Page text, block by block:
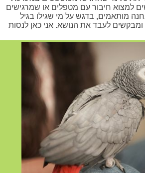
למצוא חיבור עם מטפלים או שמרגישים
מותאמים, בדגש על מי שגילו בגיל
לעבד את הנושא. אני כאן לנסות